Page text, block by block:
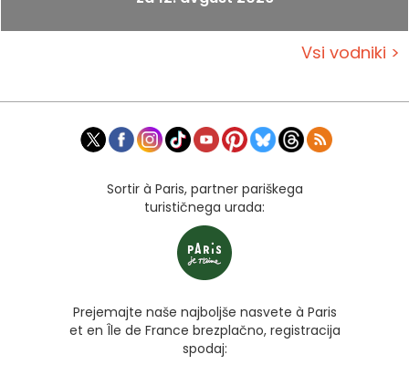
Vsi vodniki >
Sortir à Paris, partner pariškega
turističnega urada:
Prejemajte naše najboljše nasvete à Paris
et en Île de France brezplačno, registracija
spodaj: